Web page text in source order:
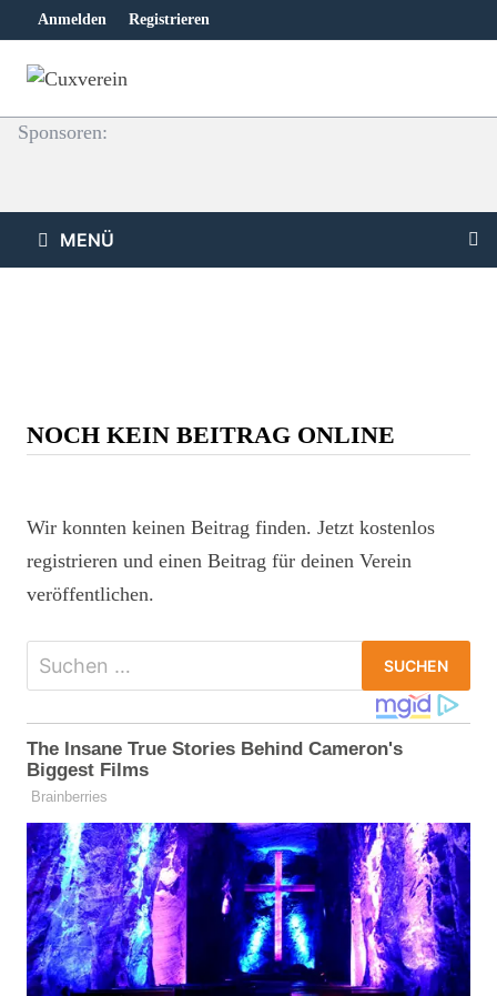
Inhalt
springen
Anmelden Registrieren
Sponsoren:
MENÜ
NOCH KEIN BEITRAG ONLINE
Wir konnten keinen Beitrag finden. Jetzt kostenlos
registrieren und einen Beitrag für deinen Verein
veröffentlichen.
Suchen
nach: